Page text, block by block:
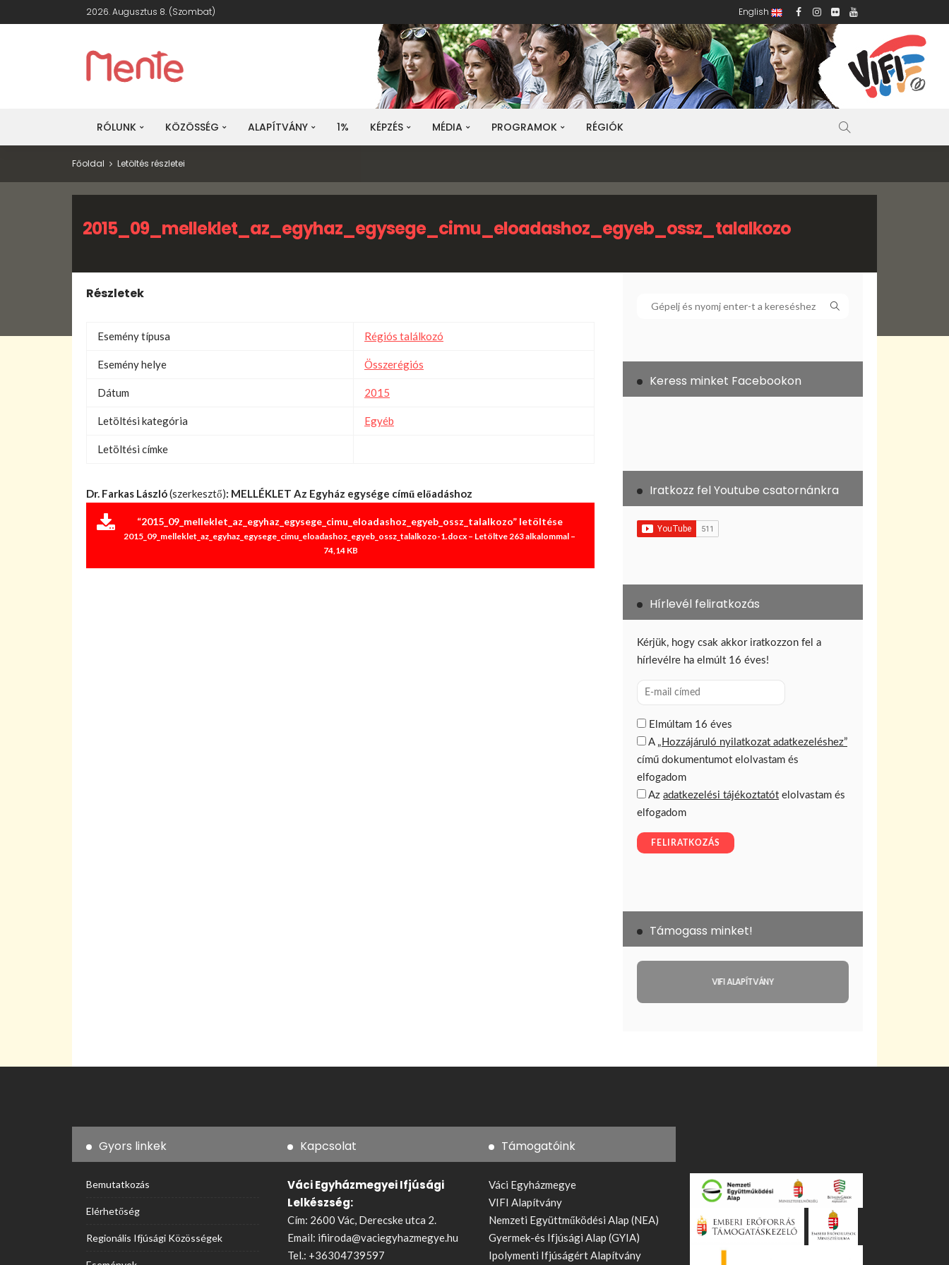
2026. Augusztus 8. (szombat) English
RÓLUNK KÖZÖSSÉG ALAPÍTVÁNY 1% KÉPZÉS MÉDIA PROGRAMOK RÉGIÓK
Főoldal Letöltés részletei
2015_09_melleklet_az_egyhaz_egysege_cimu_eloadashoz_egyeb_ossz_talalkozo
Részletek
Esemény típusa Régiós találkozó
Esemény helye Összerégiós
Dátum 2015
Letöltési kategória Egyéb
Letöltési címke
Dr. Farkas László(szerkesztő): MELLÉKLET Az Egyház egysége című előadáshoz
“2015_09_melleklet_az_egyhaz_egysege_cimu_eloadashoz_egyeb_ossz_talalkozo” letöltése
2015_09_melleklet_az_egyhaz_egysege_cimu_eloadashoz_egyeb_ossz_talalkozo-1.docx – Letöltve 263 alkalommal –
74,14 KB
Keress minket Facebookon
Iratkozz fel Youtube csatornánkra
Hírlevél feliratkozás
Támogass minket!
VIFI ALAPÍTVÁNY
Gyors linkek
Bemutatkozás
Elérhetőség
Regionális Ifjúsági Közösségek
Kapcsolat
Váci Egyházmegyei Ifjúsági
Lelkészség:
Cím: 2600 Vác, Derecske utca 2.
Email: ifiiroda@vaciegyhazmegye.hu
Tel.: +36304739597
Támogatóink
Váci Egyházmegye
VIFI Alapítvány
Nemzeti Együttműködési Alap (NEA)
Gyermek-és Ifjúsági Alap (GYIA)
Ipolymenti Ifjúságért Alapítvány